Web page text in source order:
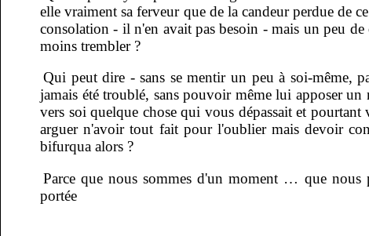
elle vraiment sa ferveur que de la candeur perdue de
consolation - il n'en avait pas besoin - mais un peu de
moins trembler ?
Qui peut dire - sans se mentir un peu à soi-même,
jamais été troublé, sans pouvoir même lui apposer
vers soi quelque chose qui vous dépassait et
arguer n'avoir tout fait pour l'oublier mais devoir
bifurqua alors ?
Parce que nous sommes d'un moment … que
portée